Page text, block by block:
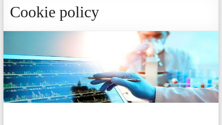
Cookie policy